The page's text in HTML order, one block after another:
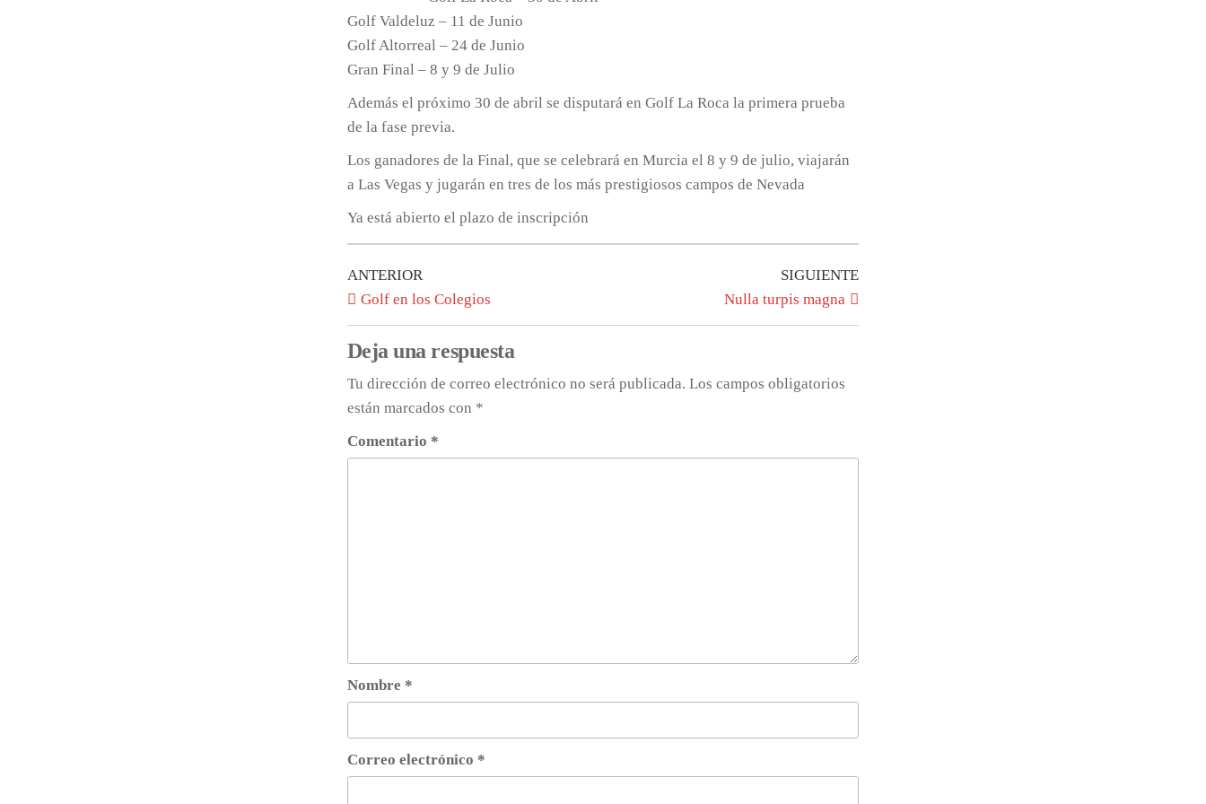
Golf Valdeluz – 11 de Junio
Golf Altorreal – 24 de Junio
Gran Final – 8 y 9 de Julio
Además el próximo 30 de abril se disputará en Golf La Roca la primera prueba
de la fase previa.
Los ganadores de la Final, que se celebrará en Murcia el 8 y 9 de julio, viajarán
a Las Vegas y jugarán en tres de los más prestigiosos campos de Nevada
Ya está abierto el plazo de inscripción
Navegación
de
entradas
Entrada
anterior
ANTERIOR
Golf en los Colegios
Entrada
SIGUIENTE
Nulla turpis magna
Deja una respuesta
Tu dirección de correo electrónico no será publicada. Los campos obligatorios
están marcados con *
Comentario *
Nombre *
Correo electrónico *